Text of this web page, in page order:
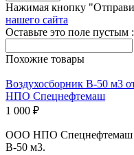
Нажимая кнопку
нашего сайта
Оставьте это поле пустым :
Похожие товары
Воздухосборник В-50 м3
НПО Спецнефтемаш
1 000 ₽
ООО НПО Спецнефтемаш -
В-50 м3.